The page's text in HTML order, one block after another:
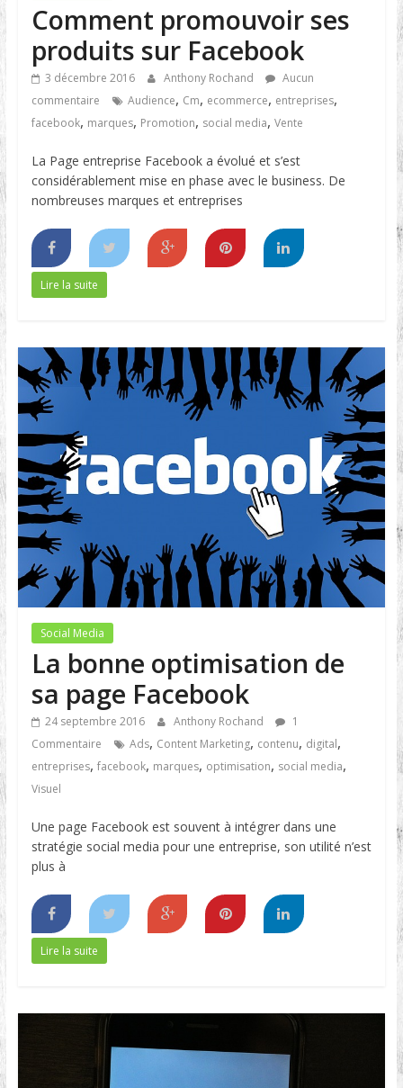
Comment promouvoir ses
produits sur Facebook
3 décembre 2016 Anthony Rochand
Aucun
commentaire
Audience, Cm, ecommerce, entreprises,
facebook, marques, Promotion, social media, Vente
La Page entreprise Facebook a évolué et s’est
considérablement mise en phase avec le business. De
nombreuses marques et entreprises
Lire la suite
Social Media
La bonne optimisation de
sa page Facebook
24 septembre 2016 Anthony Rochand
1
Commentaire
Ads, Content Marketing, contenu, digital,
entreprises, facebook, marques, optimisation, social media,
Visuel
Une page Facebook est souvent à intégrer dans une
stratégie social media pour une entreprise, son utilité n’est
plus à
Lire la suite